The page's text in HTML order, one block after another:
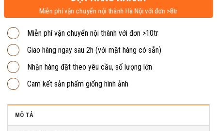
Miễn phí vận chuyển nội thành Hà Nội với đơn >8tr
Miễn phí vận chuyển nội thành với đơn >10tr
Giao hàng ngay sau 2h (với mặt hàng có sẵn)
Nhận hàng đặt theo yêu cầu, số lượng lớn
Cam kết sản phẩm giống hình ảnh
MÔ TẢ